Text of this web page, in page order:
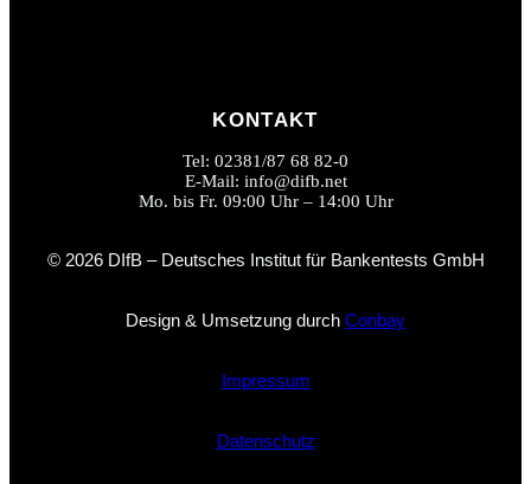
KONTAKT
Tel: 02381/87 68 82-0
E-Mail: info@difb.net
Mo. bis Fr. 09:00 Uhr – 14:00 Uhr
© 2026 DIfB – Deutsches Institut für Bankentests GmbH
Design & Umsetzung durch Conbay
Impressum
Datenschutz